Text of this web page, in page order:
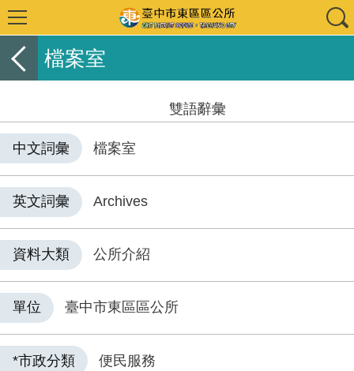
檔案室
雙語辭彙
中文詞彙 檔案室
英文詞彙 Archives
資料大類 公所介紹
單位 臺中市東區區公所
*市政分類 便民服務